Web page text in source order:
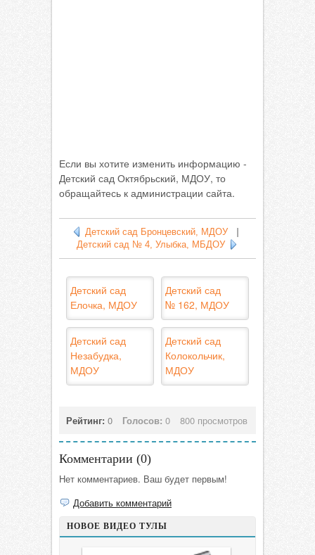
Если вы хотите изменить информацию -
Детский сад Октябрьский, МДОУ, то
обращайтесь к администрации сайта.
Детский сад Бронцевский, МДОУ|
Детский сад № 4, Улыбка, МБДОУ
Детский сад
Елочка, МДОУ
Детский сад
№ 162, МДОУ
Детский сад
Незабудка,
МДОУ
Детский сад
Колокольчик,
МДОУ
Рейтинг: 0 Голосов: 0 800 просмотров
Комментарии (0)
Нет комментариев. Ваш будет первым!
Добавить комментарий
НОВОЕ ВИДЕО ТУЛЫ